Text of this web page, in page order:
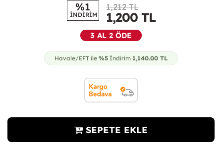
%1
İNDİRİM
1,212 TL
1,200TL
3 AL 2 ÖDE
Havale/EFT ile %5 İndirim 1,140.00 TL
SEPETE EKLE